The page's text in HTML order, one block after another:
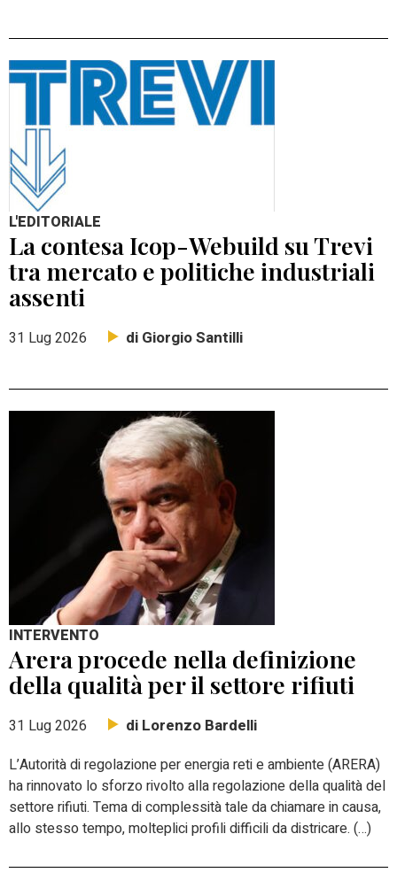
L'EDITORIALE
La contesa Icop-Webuild su Trevi
tra mercato e politiche industriali
assenti
31 Lug 2026 di Giorgio Santilli
INTERVENTO
Arera procede nella definizione
della qualità per il settore rifiuti
31 Lug 2026 di Lorenzo Bardelli
L’Autorità di regolazione per energia reti e ambiente (ARERA)
ha rinnovato lo sforzo rivolto alla regolazione della qualità del
settore rifiuti. Tema di complessità tale da chiamare in causa,
allo stesso tempo, molteplici profili difficili da districare. (…)